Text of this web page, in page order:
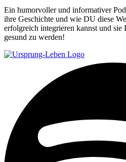
Ein humorvoller und informativer
ihre Geschichte und wie DU diese
erfolgreich integrieren kannst und
gesund zu werden!